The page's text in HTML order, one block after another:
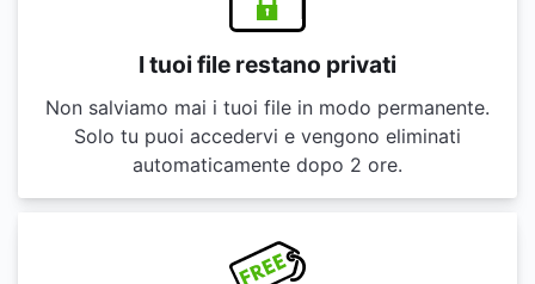
I tuoi file restano privati
Non salviamo mai i tuoi file in modo permanente.
Solo tu puoi accedervi e vengono eliminati
automaticamente dopo 2 ore.